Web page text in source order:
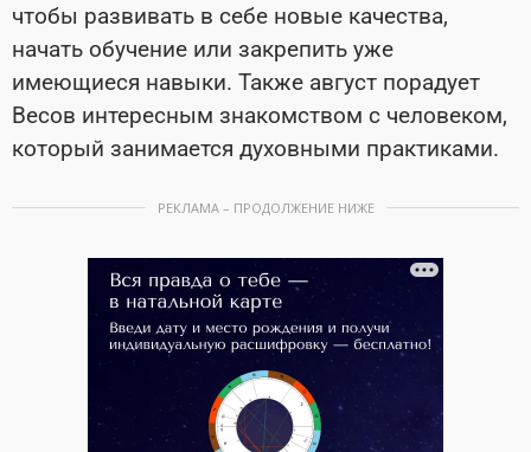
чтобы развивать в себе новые качества,
начать обучение или закрепить уже
имеющиеся навыки. Также август порадует
Весов интересным знакомством с человеком,
который занимается духовными практиками.
РЕКЛАМА – ПРОДОЛЖЕНИЕ НИЖЕ